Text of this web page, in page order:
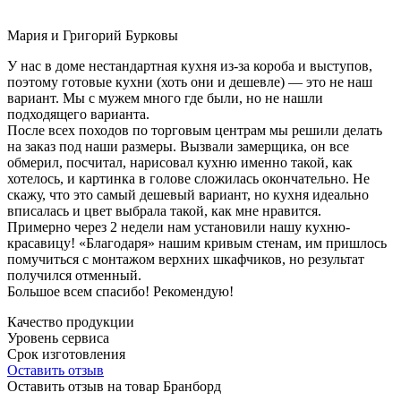
Мария и Григорий Бурковы
У нас в доме нестандартная кухня из-за короба и выступов,
поэтому готовые кухни (хоть они и дешевле) — это не наш
вариант. Мы с мужем много где были, но не нашли
подходящего варианта.
После всех походов по торговым центрам мы решили делать
на заказ под наши размеры. Вызвали замерщика, он все
обмерил, посчитал, нарисовал кухню именно такой, как
хотелось, и картинка в голове сложилась окончательно. Не
скажу, что это самый дешевый вариант, но кухня идеально
вписалась и цвет выбрала такой, как мне нравится.
Примерно через 2 недели нам установили нашу кухню-
красавицу! «Благодаря» нашим кривым стенам, им пришлось
помучиться с монтажом верхних шкафчиков, но результат
получился отменный.
Большое всем спасибо! Рекомендую!
Качество продукции
Уровень сервиса
Срок изготовления
Оставить отзыв
Оставить отзыв на товар Бранборд